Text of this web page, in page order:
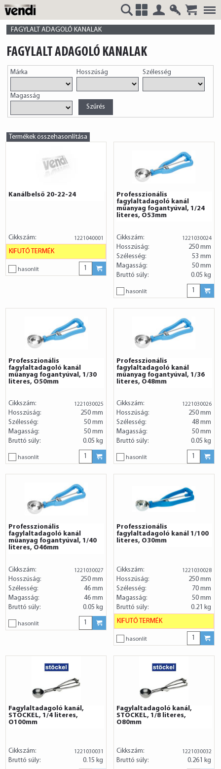
VENDI
HUNGÁRIA
Kft.
FAGYLALT ADAGOLÓ KANALAK
FAGYLALT ADAGOLÓ KANALAK
Márka Hosszúság Szélesség
Magasság
Termékek összehasonlítása
Kanálbelső 20-22-24
Cikkszám: 1221040001
KIFUTÓ TERMÉK
hasonlít
Professzionális
fagylaltadagoló kanál
műanyag fogantyúval, 1/24
literes, O53mm
Cikkszám: 1221030024
Hosszúság:
250 mm
Szélesség:
53 mm
Magasság:
50 mm
Bruttó súly:
0.05 kg
hasonlít
Professzionális
fagylaltadagoló kanál
műanyag fogantyúval, 1/30
literes, O50mm
Cikkszám: 1221030025
Hosszúság:
250 mm
Szélesség:
50 mm
Magasság:
50 mm
Bruttó súly:
0.05 kg
hasonlít
Professzionális
fagylaltadagoló kanál
műanyag fogantyúval, 1/36
literes, O48mm
Cikkszám: 1221030026
Hosszúság:
250 mm
Szélesség:
48 mm
Magasság:
50 mm
Bruttó súly:
0.05 kg
hasonlít
Professzionális
fagylaltadagoló kanál
műanyag fogantyúval, 1/40
literes, O46mm
Cikkszám: 1221030027
Hosszúság:
250 mm
Szélesség:
46 mm
Magasság:
46 mm
Bruttó súly:
0.05 kg
hasonlít
Professzionális
fagylaltadagoló kanál 1/100
literes, O30mm
Cikkszám: 1221030028
Hosszúság:
250 mm
Szélesség:
70 mm
Magasság:
50 mm
Bruttó súly:
0.21 kg
KIFUTÓ TERMÉK
hasonlít
Fagylaltadagoló kanál,
STÖCKEL, 1/4 literes,
O100mm
Cikkszám: 1221030031
Bruttó súly: 0.15 kg
Fagylaltadagoló kanál,
STÖCKEL, 1/8 literes,
O80mm
Cikkszám: 1221030032
Bruttó súly: 0.261 kg